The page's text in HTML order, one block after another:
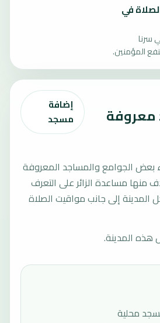
في
سرنا
المؤمنين.
إضافة
مسجد
بعض الجوامع والمساجد المعروفة
منها مساعدة الزائر على التعرف
إلى جانب مواقيت الصلاة
المدينة.
محلية